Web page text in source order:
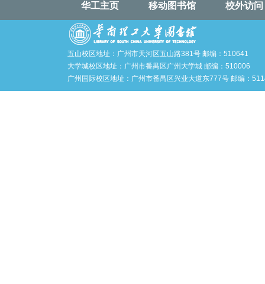
华工主页 移动图书馆 校外访问
五山校区地址：广州市天河区五山路381号 邮编：510641
大学城校区地址：广州市番禺区广州大学城 邮编：510006
广州国际校区地址：广州市番禺区兴业大道东777号 邮编：